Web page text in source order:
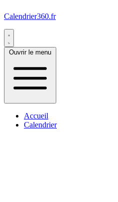
Calendrier360.fr
Ouvrir le menu
Accueil
Calendrier